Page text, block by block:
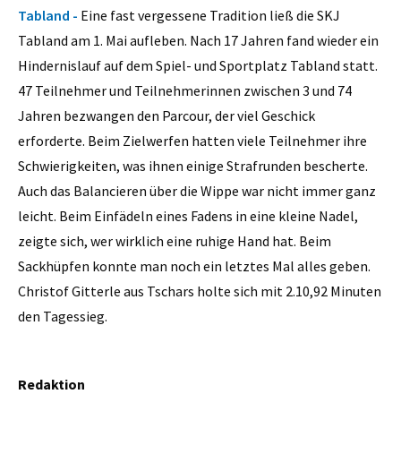
Tabland - Eine fast vergessene Tradition ließ die SKJ
Tabland am 1. Mai aufleben. Nach 17 Jahren fand wieder ein
Hindernislauf auf dem Spiel- und Sportplatz Tabland statt.
47 Teilnehmer und Teilnehmerinnen zwischen 3 und 74
Jahren bezwangen den Parcour, der viel Geschick
erforderte. Beim Zielwerfen hatten viele Teilnehmer ihre
Schwierigkeiten, was ihnen einige Strafrunden bescherte.
Auch das Balancieren über die Wippe war nicht immer ganz
leicht. Beim Einfädeln eines Fadens in eine kleine Nadel,
zeigte sich, wer wirklich eine ruhige Hand hat. Beim
Sackhüpfen konnte man noch ein letztes Mal alles geben.
Christof Gitterle aus Tschars holte sich mit 2.10,92 Minuten
den Tagessieg.
Redaktion